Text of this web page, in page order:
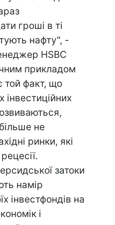
гроші в ті
нафту", -
HSBC
прикладом
той факт, що
інвестиційних
не
ринки, які
затоки
намір
інвестфондів на
і